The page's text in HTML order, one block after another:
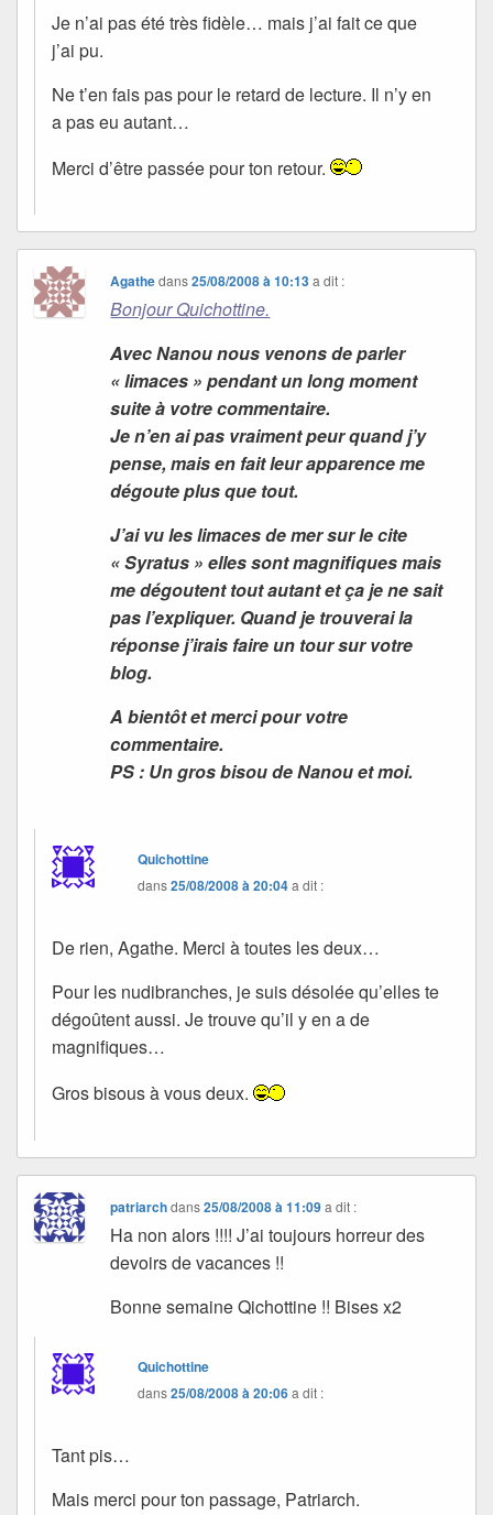
Je n’ai pas été très fidèle… mais j’ai fait ce que
j’ai pu.
Ne t’en fais pas pour le retard de lecture. Il n’y en
a pas eu autant…
Merci d’être passée pour ton retour.
Agathedans25/08/2008 à 10:13 a dit :
Bonjour Quichottine.
Avec Nanou nous venons de parler
« limaces » pendant un long moment
suite à votre commentaire.
Je n’en ai pas vraiment peur quand j’y
pense, mais en fait leur apparence me
dégoute plus que tout.
J’ai vu les limaces de mer sur le cite
« Syratus » elles sont magnifiques mais
me dégoutent tout autant et ça je ne sait
pas l’expliquer. Quand je trouverai la
réponse j’irais faire un tour sur votre
blog.
A bientôt et merci pour votre
commentaire.
PS : Un gros bisou de Nanou et moi.
Quichottine
dans25/08/2008 à 20:04a dit :
De rien, Agathe. Merci à toutes les deux…
Pour les nudibranches, je suis désolée qu’elles te
dégoûtent aussi. Je trouve qu’il y en a de
magnifiques…
Gros bisous à vous deux.
patriarchdans25/08/2008 à 11:09 a dit :
Ha non alors !!!! J’ai toujours horreur des
devoirs de vacances !!
Bonne semaine Qichottine !! Bises x2
Quichottine
dans25/08/2008 à 20:06a dit :
Tant pis…
Mais merci pour ton passage, Patriarch.